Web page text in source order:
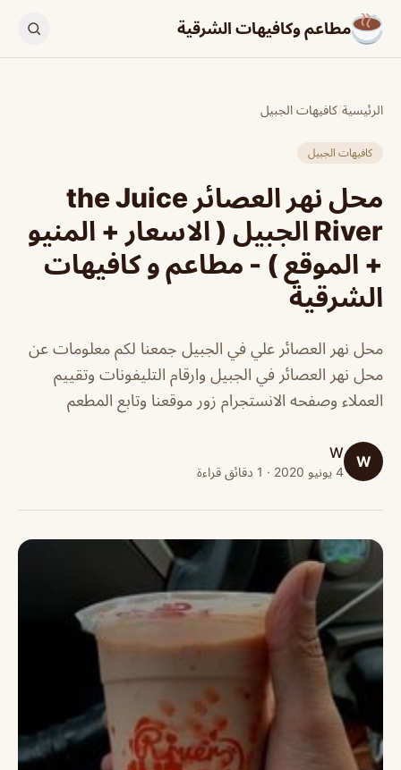
مطاعم وكافيهات الشرقية
الرئيسية/كافيهات الجبيل
كافيهات الجبيل
محل نهر العصائر the Juice
River الجبيل ( الاسعار + المنيو
+ الموقع ) - مطاعم و كافيهات
الشرقية
محل نهر العصائر علي في الجبيل جمعنا لكم معلومات عن
محل نهر العصائر في الجبيل وارقام التليفونات وتقييم
العملاء وصفحه الانستجرام زور موقعنا وتابع المطعم
W
W
4 يونيو 2020 · 1 دقائق قراءة